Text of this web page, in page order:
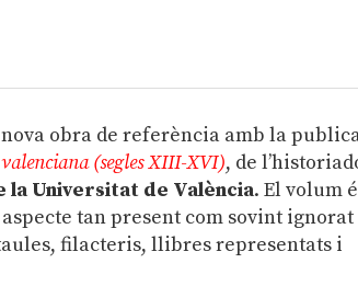
obra de referència amb la
(segles XIII-XVI), de
la Universitat de València. El volum
tan present com sovint ignorat
filacteris, llibres representats i